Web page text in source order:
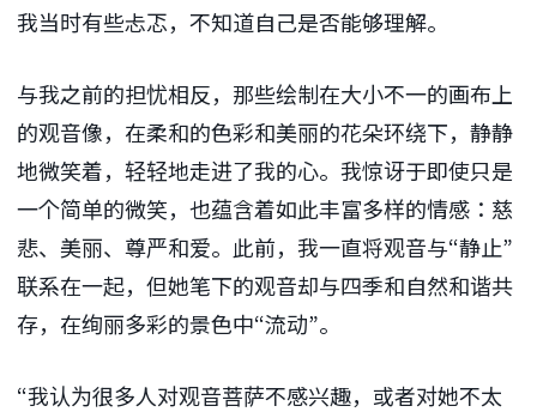
我当时有些忐忑，不知道自己是否能够理解。
与我之前的担忧相反，那些绘制在大小不一的画布上
的观音像，在柔和的色彩和美丽的花朵环绕下，静静
地微笑着，轻轻地走进了我的心。我惊讶于即使只是
一个简单的微笑，也蕴含着如此丰富多样的情感：慈
悲、美丽、尊严和爱。此前，我一直将观音与“静止”
联系在一起，但她笔下的观音却与四季和自然和谐共
存，在绚丽多彩的景色中“流动”。
“我认为很多人对观音菩萨不感兴趣，或者对她不太